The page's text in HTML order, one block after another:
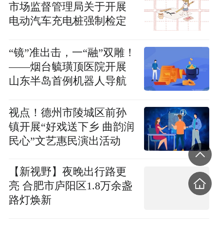
市场监督管理局关于开展
电动汽车充电桩强制检定
“镜”准出击，一“融”双雕！
——烟台毓璜顶医院开展
山东半岛首例机器人导航
手术
视点！德州市陵城区前孙
镇开展“好戏送下乡 曲韵润
民心”文艺惠民演出活动
【新视野】夜晚出行路更
亮 合肥市庐阳区1.8万余盏
路灯焕新